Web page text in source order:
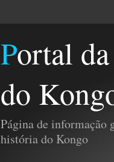
Portal da Damba e da História
do
Página de informação
história do Kongo